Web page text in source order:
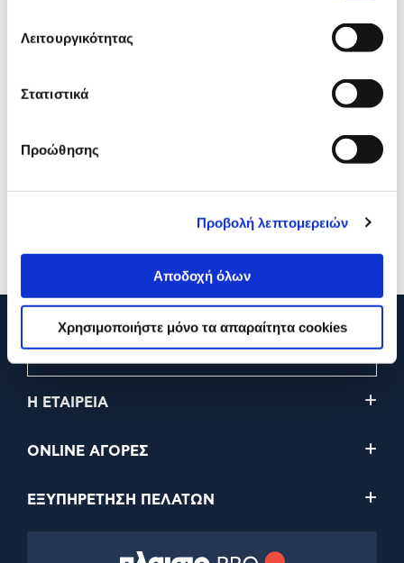
Λειτουργικότητας
Στατιστικά
Προώθησης
Προβολή λεπτομερειών
Αποδοχή όλων
Χρησιμοποιήστε μόνο τα απαραίτητα cookies
800ml Πράσινο
Sentio Δοχείο Φαγητού
210 2895000
Η ΕΤΑΙΡΕΙΑ
ONLINE ΑΓΟΡΕΣ
ΕΞΥΠΗΡΕΤΗΣΗ ΠΕΛΑΤΩΝ